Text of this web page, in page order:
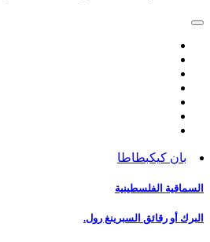
بان كيكبطاطا
تصفّح
المقالات
السماقية الفلسطينية
البرك أو رقائق السبرينغ رول.